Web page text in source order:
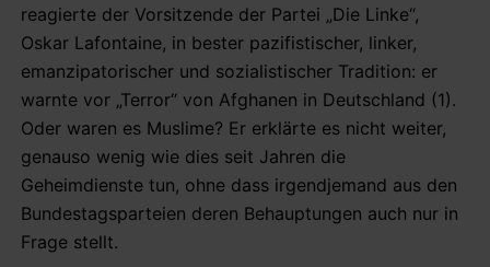
reagierte der Vorsitzende der Partei „Die Linke“,
Oskar Lafontaine, in bester pazifistischer, linker,
emanzipatorischer und sozialistischer Tradition: er
warnte vor „Terror“ von Afghanen in Deutschland (1).
Oder waren es Muslime? Er erklärte es nicht weiter,
genauso wenig wie dies seit Jahren die
Geheimdienste tun, ohne dass irgendjemand aus den
Bundestagsparteien deren Behauptungen auch nur in
Frage stellt.